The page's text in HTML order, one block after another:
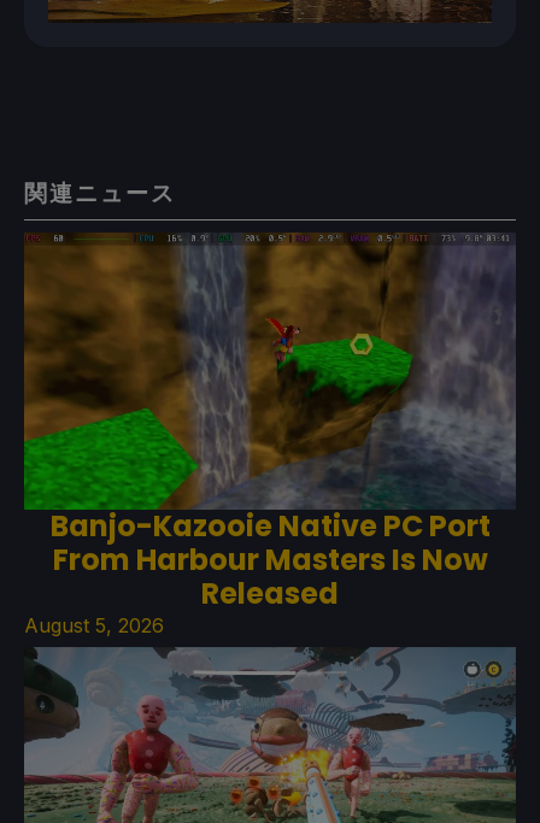
関連ニュース
Banjo-Kazooie Native PC Port
From Harbour Masters Is Now
Released
August 5, 2026